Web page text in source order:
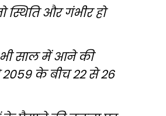
स्थिति और गंभीर हो
साल में आने की
के बीच 22 से 26